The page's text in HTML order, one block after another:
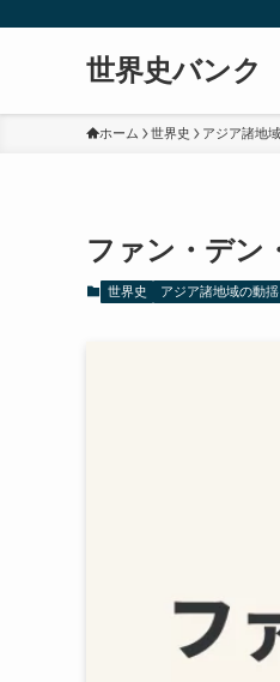
世界史バンク
ホーム 世界史 アジア諸地
ファン・デン
世界史 アジア諸地域の動揺